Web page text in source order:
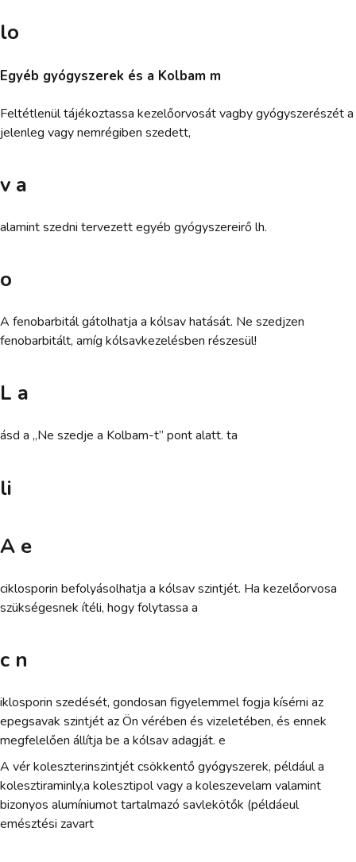
lo
Egyéb gyógyszerek és a Kolbam m
Feltétlenül tájékoztassa kezelőorvosát vagby gyógyszerészét a
jelenleg vagy nemrégiben szedett,
v a
alamint szedni tervezett egyéb gyógyszereirő lh.
o
A fenobarbitál gátolhatja a kólsav hatását. Ne szedjzen
fenobarbitált, amíg kólsavkezelésben részesül!
L a
ásd a „Ne szedje a Kolbam-t” pont alatt. ta
li
A e
ciklosporin befolyásolhatja a kólsav szintjét. Ha kezelőorvosa
szükségesnek ítéli, hogy folytassa a
c n
iklosporin szedését, gondosan figyelemmel fogja kísérni az
epegsavak szintjét az Ön vérében és vizeletében, és ennek
megfelelően állítja be a kólsav adagját. e
A vér koleszterinszintjét csökkentő gyógyszerek, például a
kolesztiraminly,a kolesztipol vagy a koleszevelam valamint
bizonyos alumíniumot tartalmazó savlekötők (példáeul
emésztési zavart